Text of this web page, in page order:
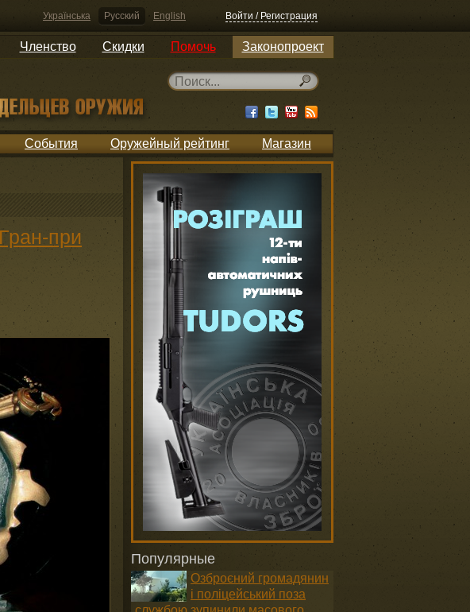
Українська Русский English Войти / Регистрация
Членство Скидки Помочь Законопроект
События Оружейный рейтинг Магазин
при
Популярные
Озброєний громадянин
і поліцейський поза